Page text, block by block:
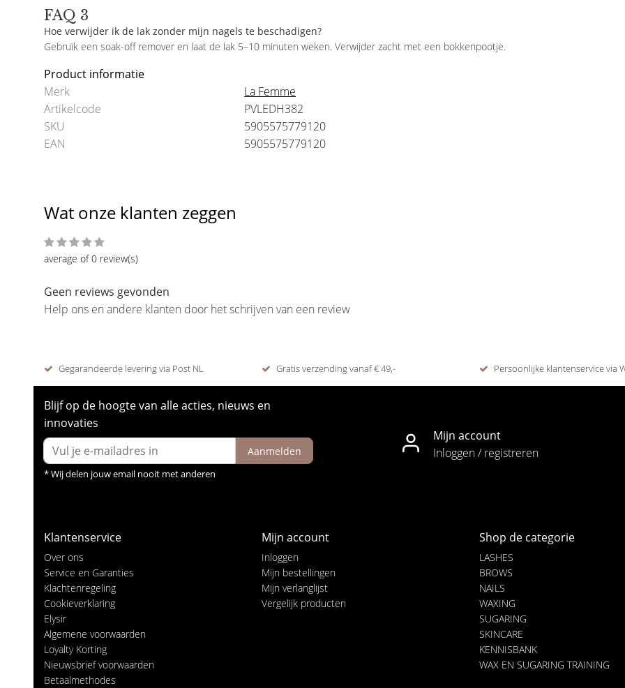
FAQ 3
Hoe verwijder ik de lak zonder mijn nagels te beschadigen?
Gebruik een soak-off remover en laat de lak 5–10 minuten weken. Verwijder zacht met een bokkenpootje.
Product informatie
Merk
La Femme
Artikelcode
PVLEDH382
SKU
5905575779120
EAN
5905575779120
Wat onze klanten zeggen
average of 0 review(s)
Geen reviews gevonden
Help ons en andere klanten door het schrijven van een review
Gegarandeerde levering via Post NL Gratis verzending vanaf € 49,- Persoonlijke klantenservice via
Blijf op de hoogte van alle acties, nieuws en
innovaties
Aanmelden
* Wij delen jouw email nooit met anderen
Mijn account
Inloggen / registreren
Klantenservice
Over ons
Service en Garanties
Klachtenregeling
Cookieverklaring
Elysir
Algemene voorwaarden
Loyalty Korting
Nieuwsbrief voorwaarden
Betaalmethodes
Mijn account
Inloggen
Mijn bestellingen
Mijn verlanglijst
Vergelijk producten
Shop de categorie
LASHES
BROWS
NAILS
WAXING
SUGARING
SKINCARE
KENNISBANK
WAX EN SUGARING TRAINING